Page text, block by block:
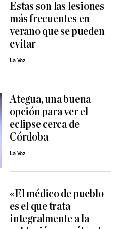
Estas son las lesiones
más frecuentes en
verano que se pueden
evitar
La Voz
Ategua, una buena
opción para ver el
eclipse cerca de
Córdoba
La Voz
«El médico de pueblo
es el que trata
integralmente a la